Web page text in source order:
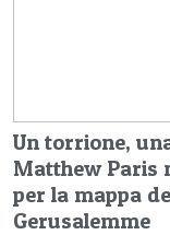
Un torrione,
Matthew Paris
per la mappa
Gerusalemme